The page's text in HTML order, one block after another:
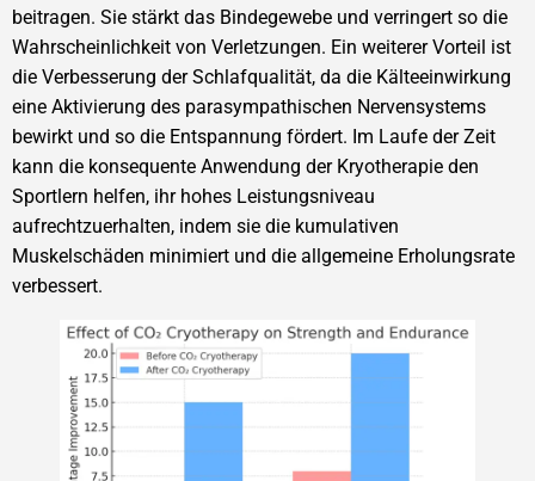
beitragen. Sie stärkt das Bindegewebe und verringert so die
Wahrscheinlichkeit von Verletzungen. Ein weiterer Vorteil ist
die Verbesserung der Schlafqualität, da die Kälteeinwirkung
eine Aktivierung des parasympathischen Nervensystems
bewirkt und so die Entspannung fördert. Im Laufe der Zeit
kann die konsequente Anwendung der Kryotherapie den
Sportlern helfen, ihr hohes Leistungsniveau
aufrechtzuerhalten, indem sie die kumulativen
Muskelschäden minimiert und die allgemeine Erholungsrate
verbessert.